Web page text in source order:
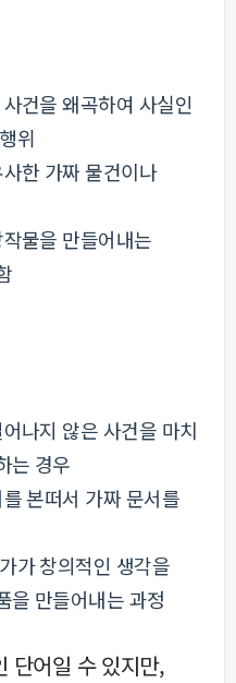
건을 왜곡하여 사실인
위
한 가짜 물건이나
물을 만들어내는
나지 않은 사건을 마치
는 경우
본떠서 가짜 문서를
가 창의적인 생각을
을 만들어내는 과정
단어일 수 있지만,